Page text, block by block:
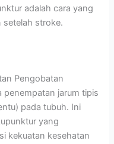
adalah cara yang
setelah stroke.
Pengobatan
penempatan jarum tipis
pada tubuh. Ini
yang
kekuatan kesehatan